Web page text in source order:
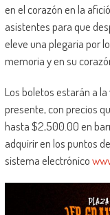
en el corazón en la
asistentes para que
eleve una plegaria por
memoria y en su
Los boletos estarán a
presente, con precios
hasta $2,500.00 en
adquirir en los puntos
sistema electrónico